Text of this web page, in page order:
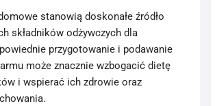
stanowią doskonałe źródło
składników odżywczych dla
przygotowanie i podawanie
może znacznie wzbogacić dietę
i wspierać ich zdrowie oraz